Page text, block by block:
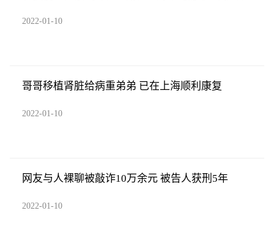
2022-01-10
哥哥移植肾脏给病重弟弟 已在上海顺利康复
2022-01-10
网友与人裸聊被敲诈10万余元 被告人获刑5年
2022-01-10